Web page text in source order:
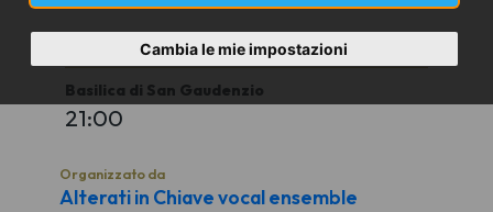
Cambia le mie impostazioni
Novara (NO)
Basilica di San Gaudenzio
21:00
Organizzato da
Alterati in Chiave vocal ensemble